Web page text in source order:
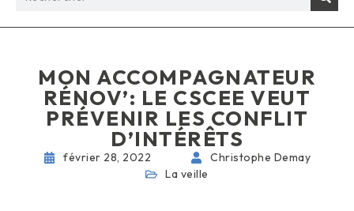
MON ACCOMPAGNATEUR
RÉNOV’: LE CSCEE VEUT
PRÉVENIR LES CONFLIT
D’INTÉRÊTS
février 28, 2022
Christophe Demay
La veille